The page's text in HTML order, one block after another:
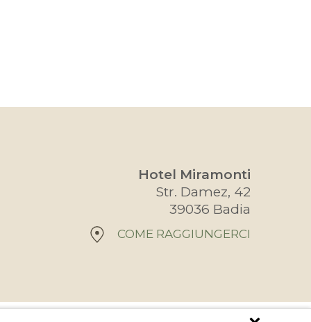
Hotel Miramonti
Str. Damez, 42
39036 Badia
COME RAGGIUNGERCI